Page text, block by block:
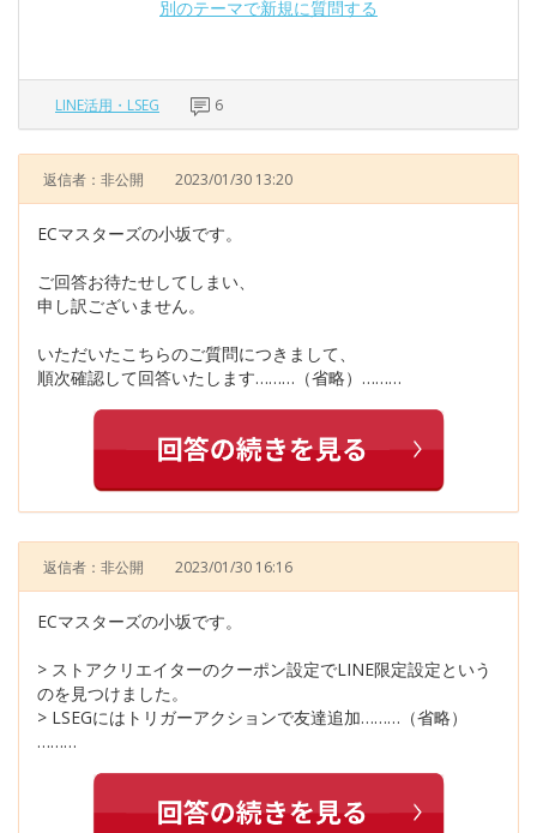
別のテーマで新規に質問する
LINE活用・LSEG 6
返信者：非公開 2023/01/30 13:20
ECマスターズの小坂です。
ご回答お待たせしてしまい、
申し訳ございません。
いただいたこちらのご質問につきまして、
順次確認して回答いたします………（省略）………
返信者：非公開 2023/01/30 16:16
ECマスターズの小坂です。
> ストアクリエイターのクーポン設定でLINE限定設定という
のを見つけました。
> LSEGにはトリガーアクションで友達追加………（省略）
………